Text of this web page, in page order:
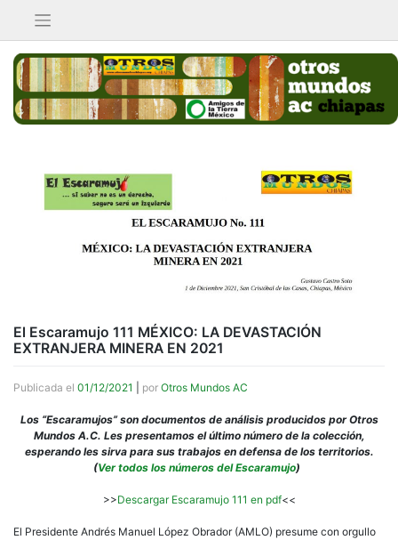
contenido
El Escaramujo 111 MÉXICO: LA DEVASTACIÓN
EXTRANJERA MINERA EN 2021
Publicada el 01/12/2021 por Otros Mundos AC
Los “Escaramujos” son documentos de análisis producidos por Otros
Mundos A.C. Les presentamos el último número de la colección,
esperando les sirva para sus trabajos en defensa de los territorios.
(Ver todos los números del Escaramujo)
>>Descargar Escaramujo 111 en pdf<<
El Presidente Andrés Manuel López Obrador (AMLO) presume con orgullo